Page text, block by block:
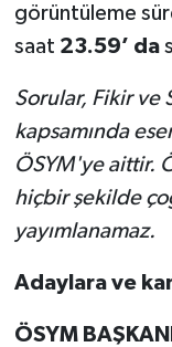
görüntüleme
saat 23.59’ da
Sorular, Fikir ve
kapsamında
ÖSYM'ye aittir.
hiçbir şekilde
yayımlanamaz.
Adaylara ve
ÖSYM